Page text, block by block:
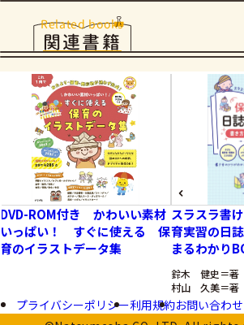
Related books
関連書籍
DVD-ROM付き かわいい素材
いっぱい！ すぐに使える 保
育のイラストデータ集
スラスラ書
育実習の日
まるわかり
鈴木 健史＝著
村山 久美＝著
プライバシーポリシー利用規約お問い合わせ